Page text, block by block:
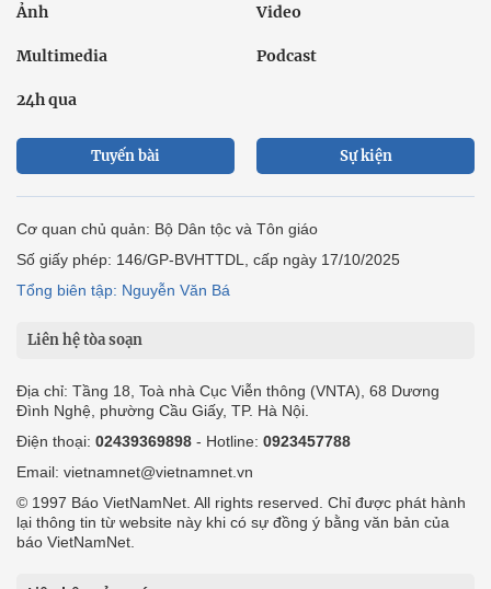
Ảnh Video
Multimedia Podcast
24h qua
Tuyến bài Sự kiện
Cơ quan chủ quản: Bộ Dân tộc và Tôn giáo
Số giấy phép: 146/GP-BVHTTDL, cấp ngày 17/10/2025
Tổng biên tập: Nguyễn Văn Bá
Liên hệ tòa soạn
Địa chỉ: Tầng 18, Toà nhà Cục Viễn thông (VNTA), 68 Dương
Đình Nghệ, phường Cầu Giấy, TP. Hà Nội.
Điện thoại: 02439369898 - Hotline: 0923457788
Email: vietnamnet@vietnamnet.vn
© 1997 Báo VietNamNet. All rights reserved. Chỉ được phát hành
lại thông tin từ website này khi có sự đồng ý bằng văn bản của
báo VietNamNet.